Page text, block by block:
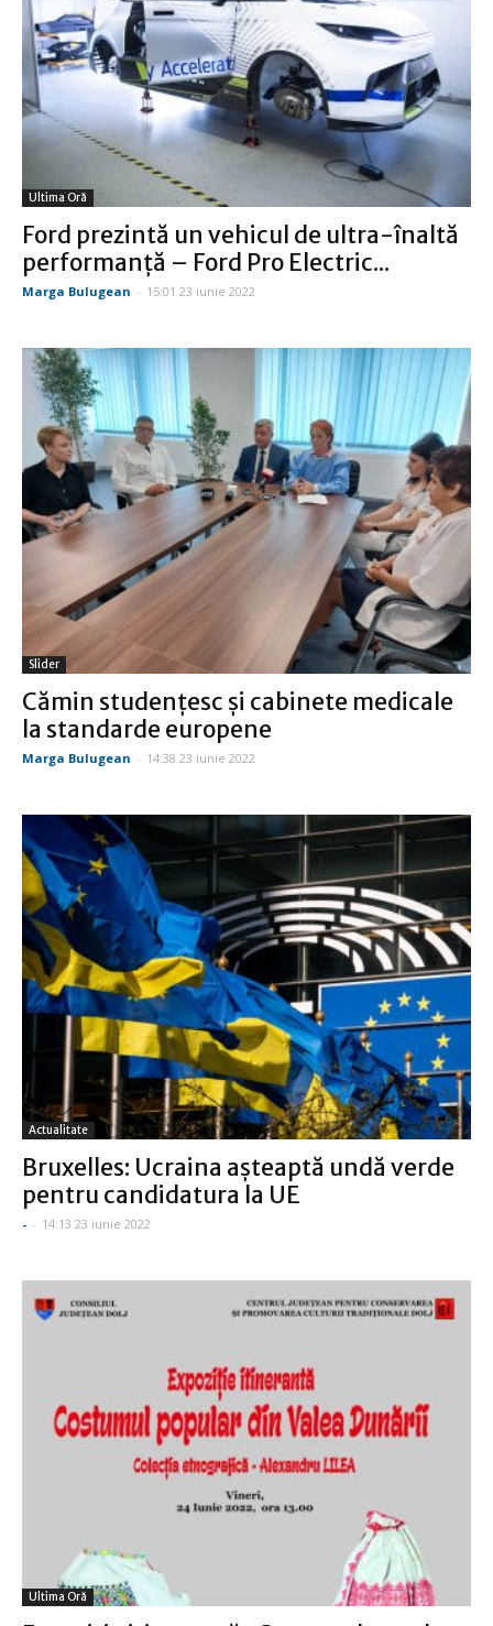
Ultima Oră
Ford prezintă un vehicul de ultra-înaltă
performanță – Ford Pro Electric...
Marga Bulugean - 15:01 23 iunie 2022
Slider
Cămin studenţesc şi cabinete medicale
la standarde europene
Marga Bulugean - 14:38 23 iunie 2022
Actualitate
Bruxelles: Ucraina aşteaptă undă verde
pentru candidatura la UE
- - 14:13 23 iunie 2022
Ultima Oră